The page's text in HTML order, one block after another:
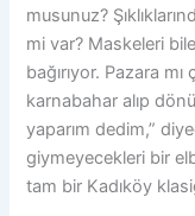
musunuz?
mi var? Maskeleri
bağırıyor. Pazara mı
karnabahar alıp
yaparım dedim,”
giymeyecekleri bir
tam bir Kadıköy